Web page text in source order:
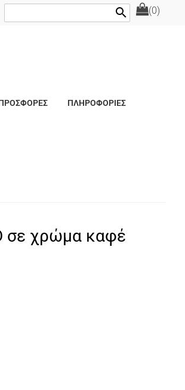
(0)
search
ΠΛΗΡΟΦΟΡΙΕΣ
σε χρώμα καφέ